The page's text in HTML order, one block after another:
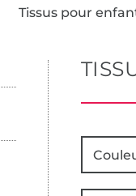
Tissus pour